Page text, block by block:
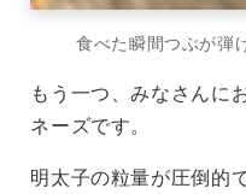
食べた瞬間つぶが弾
もう一つ、みなさんに
ネーズです。
明太子の粒量が圧倒的